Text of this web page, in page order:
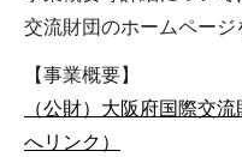
交流財団のホームページ
【事業概要】
（公財）大阪府国際交
へリンク）